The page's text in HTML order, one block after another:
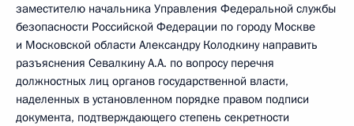
заместителю начальника Управления Федеральной службы
безопасности Российской Федерации по городу Москве
и Московской области Александру Колодкину направить
разъяснения Севалкину А.А. по вопросу перечня
должностных лиц органов государственной власти,
наделенных в установленном порядке правом подписи
документа, подтверждающего степень секретности